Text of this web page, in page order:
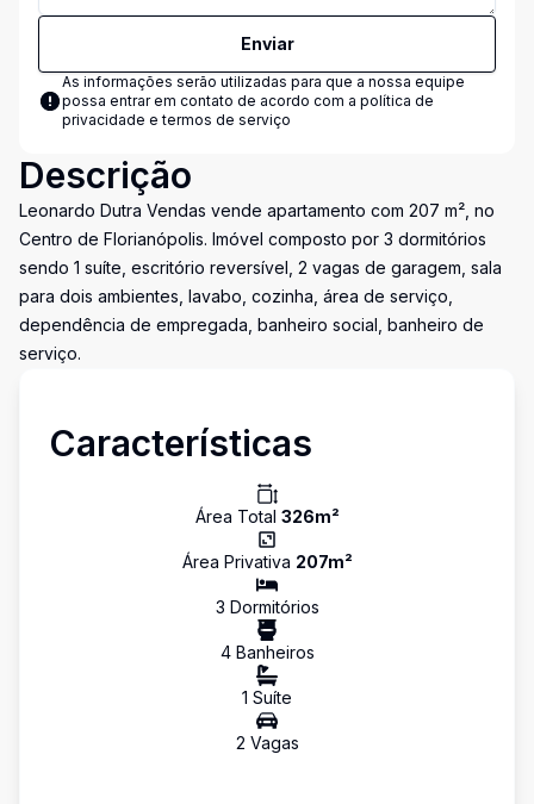
Enviar
As informações serão utilizadas para que a nossa equipe
possa entrar em contato de acordo com a política de
privacidade e termos de serviço
Descrição
Leonardo Dutra Vendas vende apartamento com 207 m², no
Centro de Florianópolis. Imóvel composto por 3 dormitórios
sendo 1 suíte, escritório reversível, 2 vagas de garagem, sala
para dois ambientes, lavabo, cozinha, área de serviço,
dependência de empregada, banheiro social, banheiro de
serviço.
Características
Área Total 326m²
Área Privativa 207m²
3 Dormitórios
4Banheiros
1 Suíte
2 Vagas